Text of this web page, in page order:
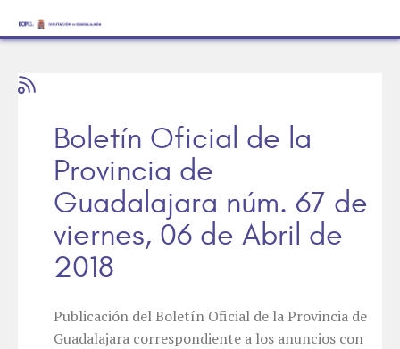
Boletín Oficial de la
Provincia de
Guadalajara núm. 67 de
viernes, 06 de Abril de
2018
Publicación del Boletín Oficial de la Provincia de
Guadalajara correspondiente a los anuncios con